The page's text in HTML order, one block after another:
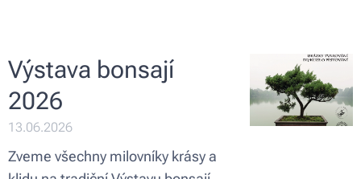
Výstava bonsají
2026
13.06.2026
Zveme všechny milovníky krásy a